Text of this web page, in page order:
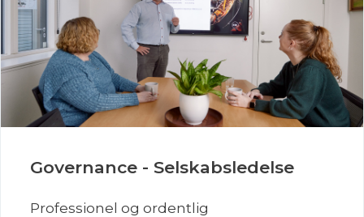
Governance - Selskabsledelse
Professionel og ordentlig